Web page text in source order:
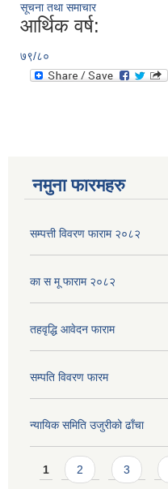
सूचना तथा समाचार
आर्थिक वर्ष:
७९/८०
नमुना फारमहरु
सम्पत्ती विवरण फाराम २०८२
का स मू फाराम २०८२
तहवृद्धि आवेदन फाराम
सम्पति विवरण फारम
न्यायिक समिति उजुरीको ढाँचा
Pages
1 2 3